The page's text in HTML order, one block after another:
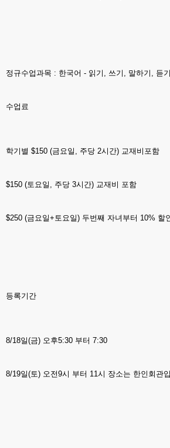
정규수업과목 : 한국어 - 읽기, 쓰기, 말하기, 듣
수업료
학기별 $150 (금요일, 주당 2시간) 교재비포함
$150 (토요일, 주당 3시간) 교재비 포함
$250 (금요일+토요일) 두번째 자녀부터 10% 할
등록기간
8/18일(금) 오후5:30 부터 7:30
8/19일(토) 오전9시 부터 11시 장소는 한인회관